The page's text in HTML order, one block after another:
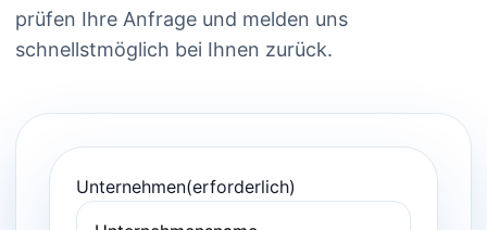
prüfen Ihre Anfrage und melden uns
schnellstmöglich bei Ihnen zurück.
Unternehmen(erforderlich)